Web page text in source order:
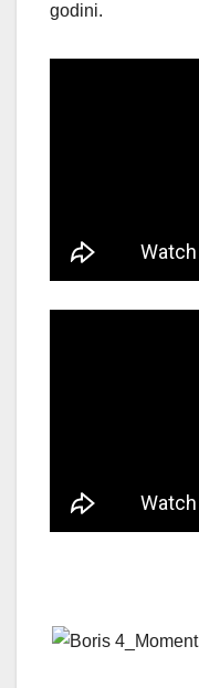
godini.